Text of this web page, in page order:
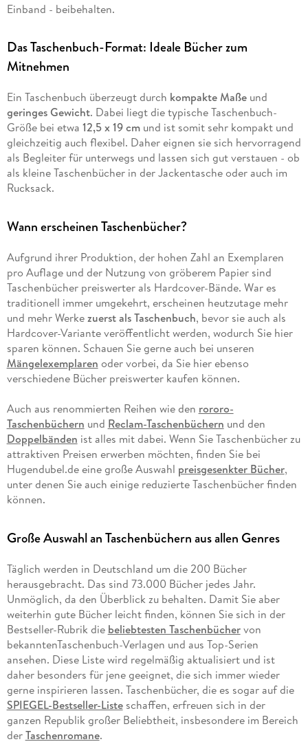
Einband - beibehalten.
Das Taschenbuch-Format: Ideale Bücher zum
Mitnehmen
Ein Taschenbuch überzeugt durch kompakte Maßeund
geringes Gewicht. Dabei liegt die typische Taschenbuch-
Größe bei etwa 12,5 x 19 cmund ist somit sehr kompakt und
gleichzeitig auch flexibel. Daher eignen sie sich hervorragend
als Begleiter für unterwegs und lassen sich gut verstauen - ob
als kleine Taschenbücher in der Jackentasche oder auch im
Rucksack.
Wann erscheinen Taschenbücher?
Aufgrund ihrer Produktion, der hohen Zahl an Exemplaren
pro Auflage und der Nutzung von gröberem Papier sind
Taschenbücher preiswerter als Hardcover-Bände. War es
traditionell immer umgekehrt, erscheinen heutzutage mehr
und mehr Werkezuerst als Taschenbuch, bevor sie auch als
Hardcover-Variante veröffentlicht werden, wodurch Sie hier
sparen können. Schauen Sie gerne auch bei unseren
Mängelexemplaren oder vorbei, da Sie hier ebenso
verschiedene Bücher preiswerter kaufen können.
Auch aus renommierten Reihen wie den rororo-
Taschenbüchern und Reclam-Taschenbüchern und den
Doppelbänden ist alles mit dabei. Wenn Sie Taschenbücher zu
attraktiven Preisen erwerben möchten, finden Sie bei
Hugendubel.de eine große Auswahl preisgesenkter Bücher,
unter denen Sie auch einige reduzierte Taschenbücher finden
können.
Große Auswahl an Taschenbüchern aus allen Genres
Täglich werden in Deutschland um die 200 Bücher
herausgebracht. Das sind 73.000 Bücher jedes Jahr.
Unmöglich, da den Überblick zu behalten. Damit Sie aber
weiterhin gute Bücher leicht finden, können Sie sich in der
Bestseller-Rubrik die beliebtesten Taschenbüchervon
bekanntenTaschenbuch-Verlagen und aus Top-Serien
ansehen. Diese Liste wird regelmäßig aktualisiert und ist
daher besonders für jene geeignet, die sich immer wieder
gerne inspirieren lassen. Taschenbücher, die es sogar auf die
SPIEGEL-Bestseller-Listeschaffen, erfreuen sich in der
ganzen Republik großer Beliebtheit, insbesondere im Bereich
derTaschenromane.